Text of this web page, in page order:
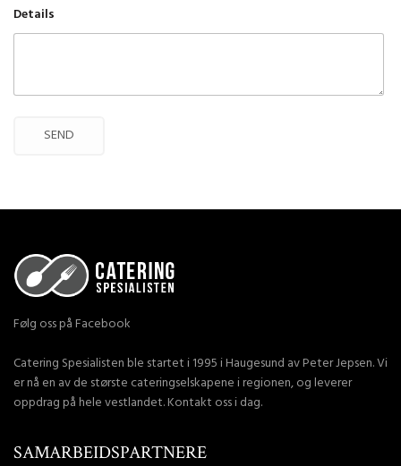
Details
Følg oss på Facebook
Catering Spesialisten ble startet i 1995 i Haugesund av Peter Jepsen. Vi
er nå en av de største cateringselskapene i regionen, og leverer
oppdrag på hele vestlandet. Kontakt oss i dag.
SAMARBEIDSPARTNERE